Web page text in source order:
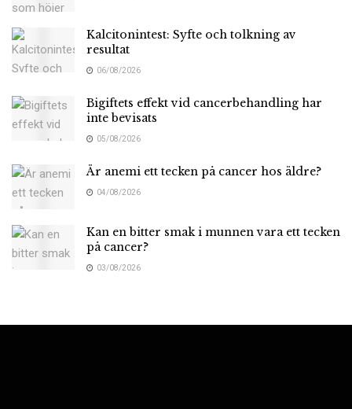
Kalcitonintest: Syfte och tolkning av
resultat
06/08/2026
Bigiftets effekt vid cancerbehandling har
inte bevisats
05/08/2026
Är anemi ett tecken på cancer hos äldre?
04/08/2026
Kan en bitter smak i munnen vara ett tecken
på cancer?
03/08/2026